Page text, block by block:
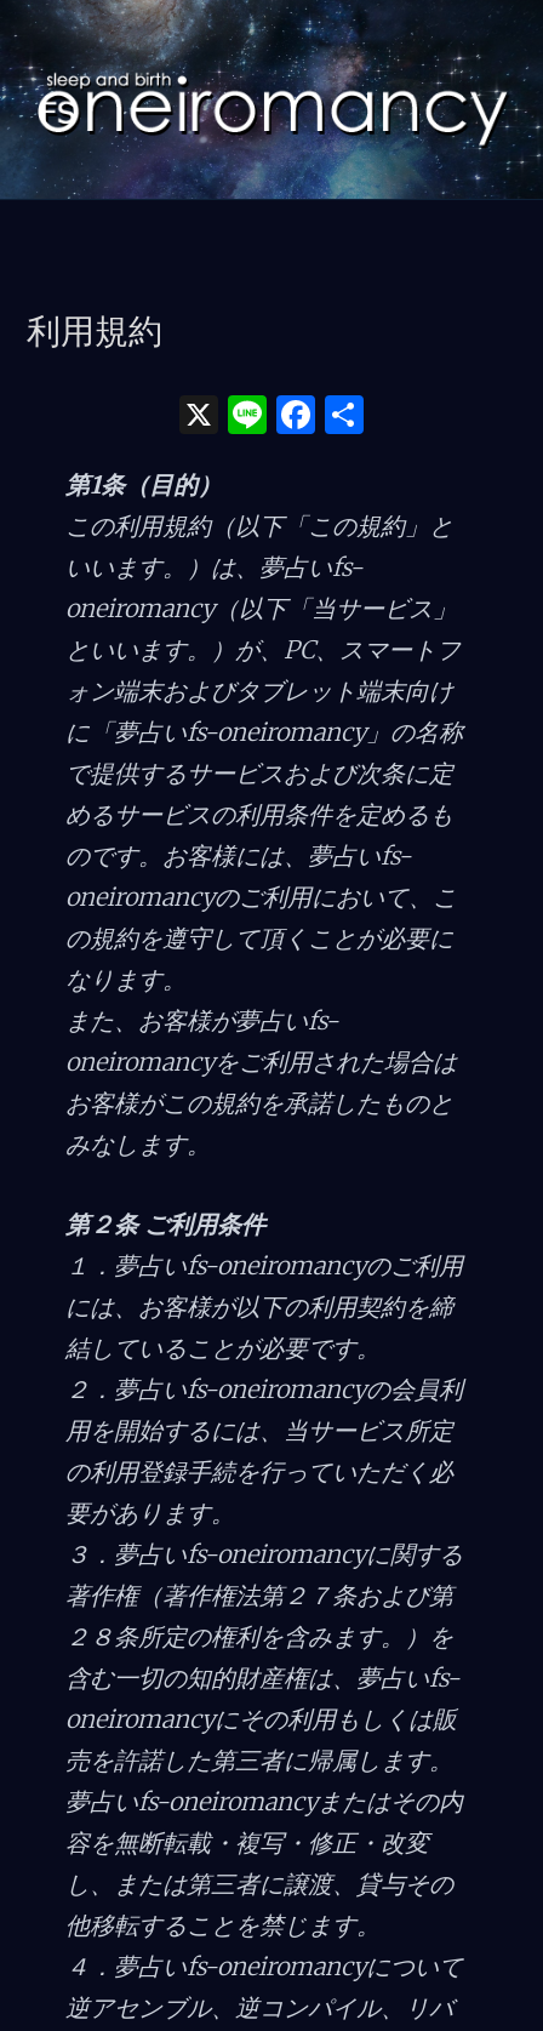
テ
ン
に
利用規約
X Li F
b
o
o
k
第1条（目的）
この利用規約（以下「この規約」と
いいます。）は、夢占いfs-
oneiromancy（以下「当サービス」
といいます。）が、PC、スマートフ
ォン端末およびタブレット端末向け
に「夢占いfs-oneiromancy」の名称
で提供するサービスおよび次条に定
めるサービスの利用条件を定めるも
のです。お客様には、夢占いfs-
oneiromancyのご利用において、こ
の規約を遵守して頂くことが必要に
なります。
また、お客様が夢占いfs-
oneiromancyをご利用された場合は
お客様がこの規約を承諾したものと
みなします。
第２条 ご利用条件
１．夢占いfs-oneiromancyのご利用
には、お客様が以下の利用契約を締
結していることが必要です。
２．夢占いfs-oneiromancyの会員利
用を開始するには、当サービス所定
の利用登録手続を行っていただく必
要があります。
３．夢占いfs-oneiromancyに関する
著作権（著作権法第２７条および第
２８条所定の権利を含みます。）を
含む一切の知的財産権は、夢占いfs-
oneiromancyにその利用もしくは販
売を許諾した第三者に帰属します。
夢占いfs-oneiromancyまたはその内
容を無断転載・複写・修正・改変
し、または第三者に譲渡、貸与その
他移転することを禁じます。
４．夢占いfs-oneiromancyについて
逆アセンブル、逆コンパイル、リバ